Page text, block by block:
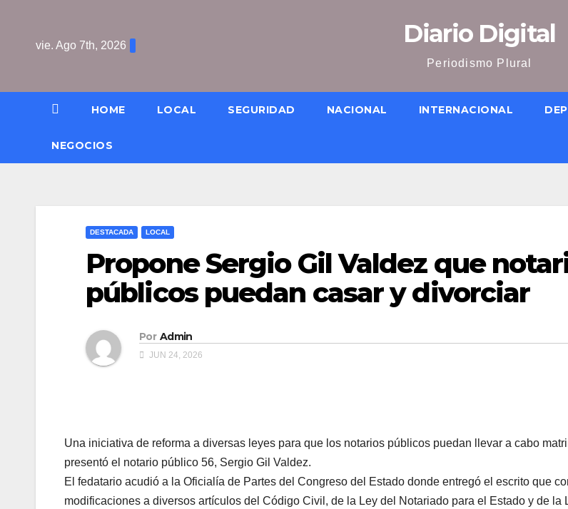
contenido
vie. Ago 7th, 2026 Diario Digital
Periodismo Plural
HOME LOCAL SEGURIDAD NACIONAL INTERNACIONAL
NEGOCIOS
DESTACADA LOCAL
Propone Sergio Gil Valdez que
públicos puedan casar y divorciar
Por Admin
JUN 24, 2026
Una iniciativa de reforma a diversas leyes para que los notarios públicos puedan llevar a cabo
presentó el notario público 56, Sergio Gil Valdez.
El fedatario acudió a la Oficialía de Partes del Congreso del Estado donde entregó el escrito que
modificaciones a diversos artículos del Código Civil, de la Ley del Notariado para el Estado y de la